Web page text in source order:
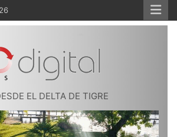
EL DELTA DE TIGRE